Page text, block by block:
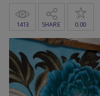
1413 SHARE 0.00